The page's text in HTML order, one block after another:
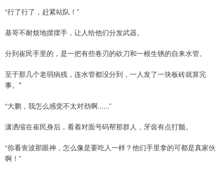
“行了行了，赶紧站队！”
基哥不耐烦地摆摆手，让人给他们分发武器。
分到崔民手里的，是一把有些卷刃的砍刀和一根生锈的自来水管。
至于那几个老弱病残，连水管都没分到，一人发了一块板砖就算完
事。*
“大鹏，我怎么感觉不太对劲啊......”
潇洒缩在崔民身后，看着对面号码帮那群人，牙齿有点打颤。
“你看丧波那眼神，怎么像是要吃人一样？他们手里拿的可都是真家伙
啊！”